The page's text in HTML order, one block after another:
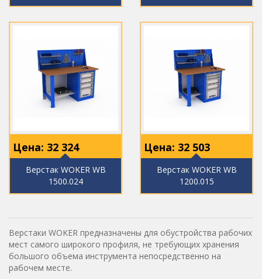
Цена: 32 324
Верстак WOKER WB
1500.024
Цена: 32 503
Верстак WOKER WB
1200.015
Верстаки WOKER предназначены для обустройства рабочих
мест самого широкого профиля, не требующих хранения
большого объема инструмента непосредственно на
рабочем месте.